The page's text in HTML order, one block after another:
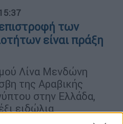
των
είναι πράξη
Λίνα Μενδώνη
της Αραβικής
στην Ελλάδα,
ειδώλια